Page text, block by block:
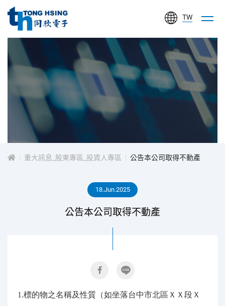
同
欣
電
子
工
份
有
TW
投
人
專
重大訊息_股東專區_投資人專區 公告本公司取得不動產
18.Jun.2025
公告本公司取得不動產
1.標的物之名稱及性質（如坐落台中市北區ＸＸ段Ｘ